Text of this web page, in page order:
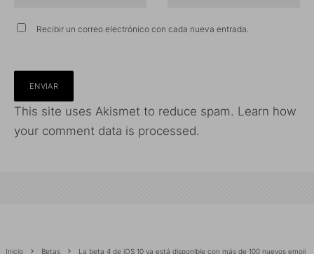
Recibir un correo electrónico con cada nueva entrada.
This site uses Akismet to reduce spam. Learn how
your comment data is processed.
Inicio Betas La beta 4 de iOS 10 ya está disponible con más de 100 nuevos emoji